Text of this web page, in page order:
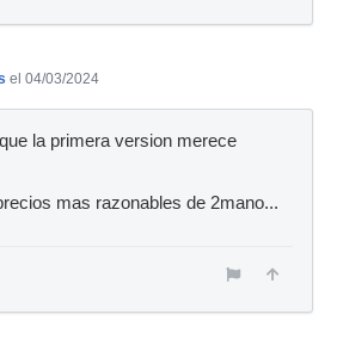
el 04/03/2024
la primera version merece
mas razonables de 2mano...